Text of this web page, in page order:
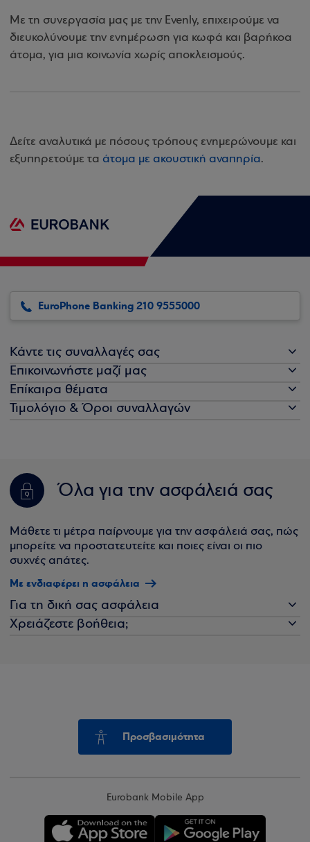
Με τη συνεργασία μας με την Evenly, επιχειρούμε να
διευκολύνουμε την ενημέρωση για κωφά και βαρήκοα
άτομα, για μια κοινωνία χωρίς αποκλεισμούς.
Δείτε αναλυτικά με πόσους τρόπους ενημερώνουμε και
εξυπηρετούμε τα άτομα με ακουστική αναπηρία.
EuroPhone Banking 210 9555000
Κάντε τις συναλλαγές σας
Επικοινωνήστε μαζί μας
Επίκαιρα θέματα
Τιμολόγιο & Όροι συναλλαγών
Όλα για την ασφάλειά σας
Μάθετε τι μέτρα παίρνουμε για την ασφάλειά σας, πώς
μπορείτε να προστατευτείτε και ποιες είναι οι πιο
συχνές απάτες.
Με ενδιαφέρει η ασφάλεια
Για τη δική σας ασφάλεια
Χρειάζεστε βοήθεια;
Προσβασιμότητα
Eurobank Mobile App